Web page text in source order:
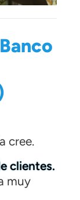
cree.
clientes.
muy